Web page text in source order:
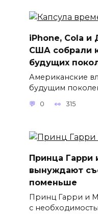
iPhone, Cola
США собрали
будущих
Американские
будущим
0 315
Принца Гарри
вынуждают
поменьше
Принц Гарри и
с